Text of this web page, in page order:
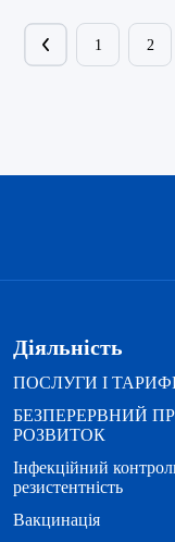
1 2
Діяльність
ПОСЛУГИ І
БЕЗПЕРЕРВНИЙ
РОЗВИТОК
Інфекційний
резистентність
Вакцинація